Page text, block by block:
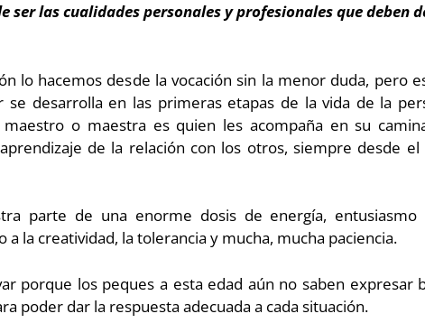
ser las cualidades personales y profesionales que deben
lo hacemos desde la vocación sin la menor duda, pero
desarrolla en las primeras etapas de la vida de la
o maestra es quien les acompaña en su
de la relación con los otros, siempre desde
parte de una enorme dosis de energía, entusiasmo
la creatividad, la tolerancia y mucha, mucha paciencia.
porque los peques a esta edad aún no saben expresar
poder dar la respuesta adecuada a cada situación.